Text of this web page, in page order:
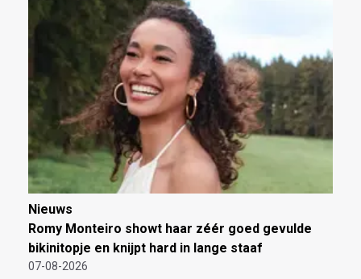
Nieuws
Romy Monteiro showt haar zéér goed gevulde
bikinitopje en knijpt hard in lange staaf
07-08-2026